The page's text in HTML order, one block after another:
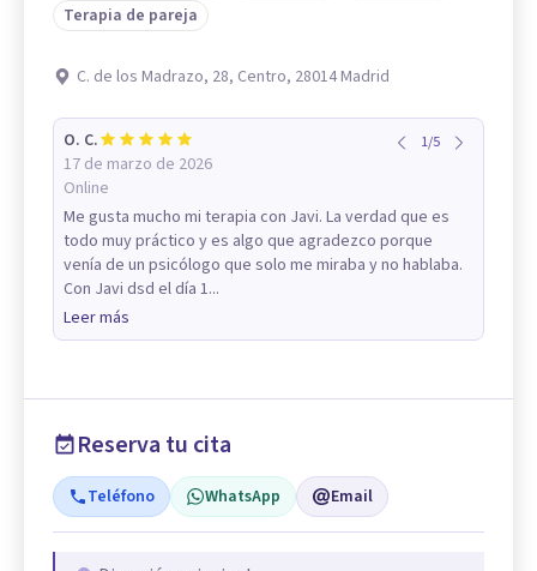
Terapia de pareja
C. de los Madrazo, 28, Centro, 28014 Madrid
O. C.
17 de marzo de 2026
Online
1/5
Me gusta mucho mi terapia con Javi. La verdad que es
todo muy práctico y es algo que agradezco porque
venía de un psicólogo que solo me miraba y no hablaba.
Con Javi dsd el día 1...
Leer más
Reserva tu cita
Teléfono WhatsApp Email